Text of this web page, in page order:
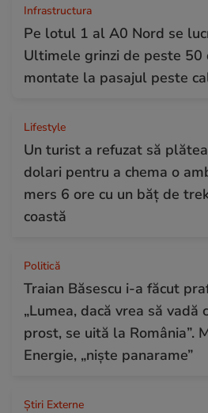
Infrastructura
Pe lotul 1 al A0 Nord se
Ultimele grinzi de peste 50
montate la pasajul peste
Lifestyle
Un turist a refuzat să
dolari pentru a chema o
mers 6 ore cu un băț de
coastă
Politică
Traian Băsescu i-a făcut
„Lumea, dacă vrea să vadă
prost, se uită la România”.
Energie, „niște panarame”
Știri Externe